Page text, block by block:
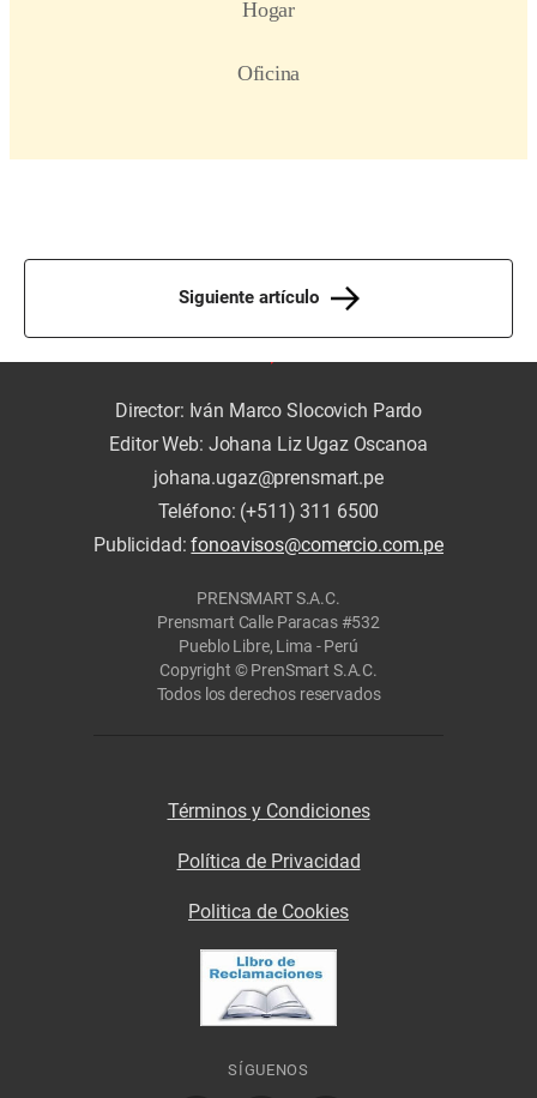
Siguiente artículo
Director: Iván Marco Slocovich Pardo
Editor Web: Johana Liz Ugaz Oscanoa
johana.ugaz@prensmart.pe
Teléfono: (+511) 311 6500
Publicidad:fonoavisos@comercio.com.pe
PRENSMART S.A.C.
Prensmart Calle Paracas #532
Pueblo Libre, Lima - Perú
Copyright © PrenSmart S.A.C.
Todos los derechos reservados
Términos y Condiciones
Política de Privacidad
Politica de Cookies
SÍGUENOS